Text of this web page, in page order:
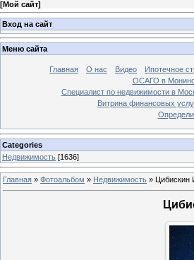
[Мой сайт]
Вход на сайт
Меню сайта
Главная О нас Видео
Ипотечное
ОСАГО в
Специалист по недвижимости в
Витрина финансовых
Categories
Недвижимость [1636]
Главная » Фотоальбом » Недвижимость » Цибискин